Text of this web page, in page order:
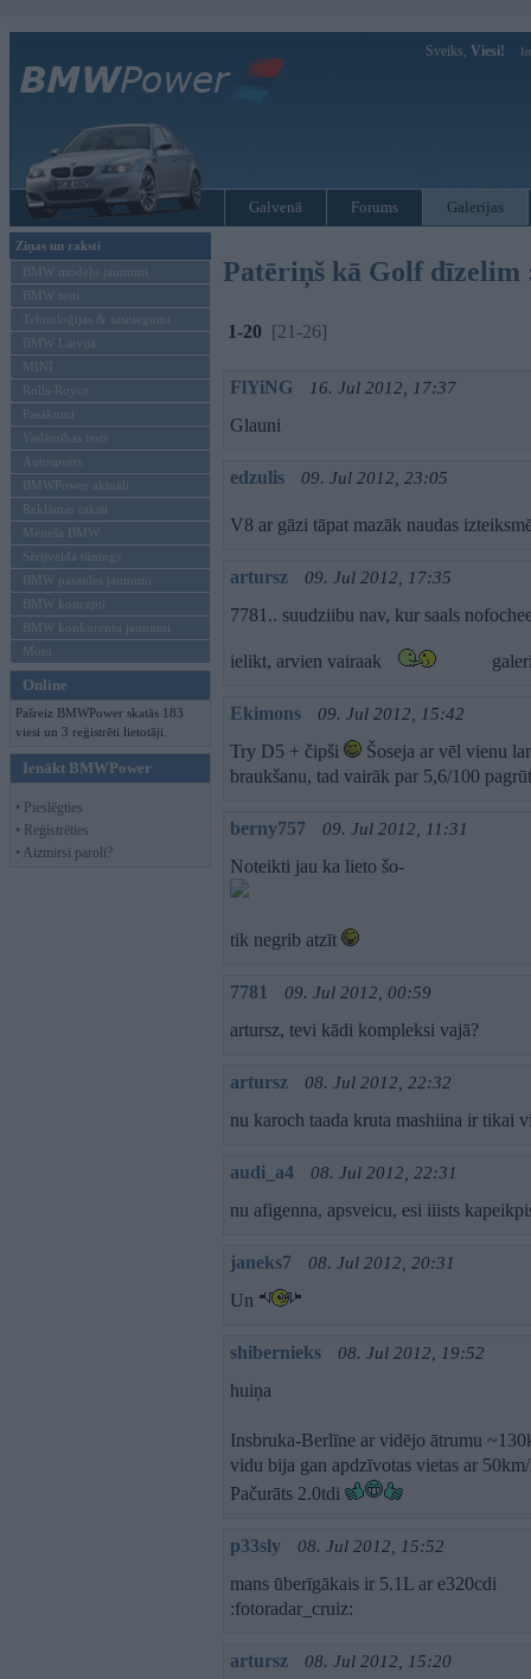
Sveiks, Viesi!
Galvenā Forums Galerijas
Ziņas un raksti
BMW modeļu jaunumi
BMW testi
Tehnoloģijas & sasniegumi
BMW Latvijā
MINI
Rolls-Royce
Pasākumi
Vadāmības tests
Autosports
BMWPower aktuāli
Reklāmas raksti
Mēneša BMW
Sērijveida tūnings
BMW pasaules jaunumi
BMW koncepti
BMW konkurentu jaunumi
Moto
Online
Pašreiz BMWPower skatās 183
viesi un 3 reģistrēti lietotāji.
Ienākt BMWPower
• Pieslēgties
• Reģistrēties
• Aizmirsi paroli?
Patēriņš kā Golf dīzelim
1-20 [21-26]
FlYiNG 16. Jul 2012, 17:37
Glauni
edzulis 09. Jul 2012, 23:05
V8 ar gāzi tāpat mazāk naudas
artursz 09. Jul 2012, 17:35
7781.. suudziibu nav, kur saals
ielikt, arvien vairaak
Ekimons 09. Jul 2012, 15:42
Try D5 + čipši
Šoseja ar vēl vienu
braukšanu, tad vairāk par 5,6/100
berny757 09. Jul 2012, 11:31
Noteikti jau ka lieto šo-
tik negrib atzīt
7781 09. Jul 2012, 00:59
artursz, tevi kādi kompleksi vajā?
artursz 08. Jul 2012, 22:32
nu karoch taada kruta mashiina ir tikai
audi_a4 08. Jul 2012, 22:31
nu afigenna, apsveicu, esi iiists
janeks7 08. Jul 2012, 20:31
Un
shibernieks 08. Jul 2012, 19:52
huiņa
Insbruka-Berlīne ar vidējo ātrumu
vidu bija gan apdzīvotas vietas ar
Pačurāts 2.0tdi
p33sly 08. Jul 2012, 15:52
mans ūberīgākais ir 5.1L ar e320cdi
:fotoradar_cruiz:
artursz 08. Jul 2012, 15:20